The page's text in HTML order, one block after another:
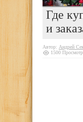
Где
и
Автор: Андрей
1500